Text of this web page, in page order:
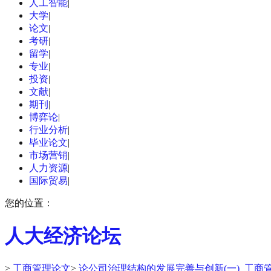
人工智能
大学|
论文|
考研|
留学|
专业|
投资|
文献|
期刊 |
博弈论|
行业分析|
毕业论文|
市场营销|
人力资源|
国际贸易|
您的位置：
人大经济论坛
> 工商管理论文> 论公司治理结构的发展完善与创新(一)_工商